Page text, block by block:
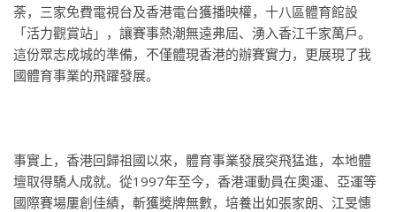
荼，三家免費電視台及香港電台獲播映權，十八區體育館設
「活力觀賞站」，讓賽事熱潮無遠弗屆、湧入香江千家萬戶。
這份眾志成城的準備，不僅體現香港的辦賽實力，更展現了我
國體育事業的飛躍發展。
事實上，香港回歸祖國以來，體育事業發展突飛猛進，本地體
壇取得驕人成就。從1997年至今，香港運動員在奧運、亞運等
國際賽場屢創佳績，斬獲獎牌無數，培養出如張家朗、江旻憓